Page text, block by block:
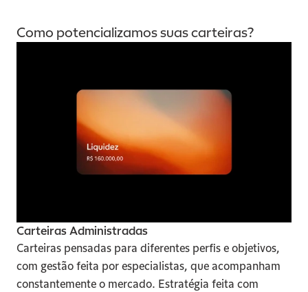
Como potencializamos suas carteiras?
Carteiras Administradas
Carteiras pensadas para diferentes perfis e objetivos,
com gestão feita por especialistas, que acompanham
constantemente o mercado. Estratégia feita com